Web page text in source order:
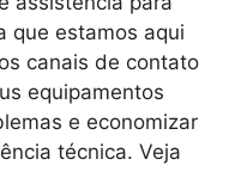
que estamos aqui
canais de contato
equipamentos
e economizar
técnica. Veja